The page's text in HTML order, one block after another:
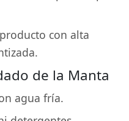
producto con alta
de la Manta
agua fría.